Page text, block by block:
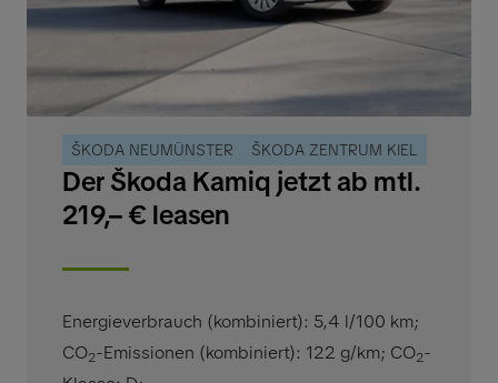
ŠKODA NEUMÜNSTER ŠKODA ZENTRUM KIEL
Der Škoda Kamiq jetzt ab mtl.
219,– € leasen
Energieverbrauch (kombiniert): 5,4 l/100 km;
CO2-Emissionen (kombiniert): 122 g/km; CO2-